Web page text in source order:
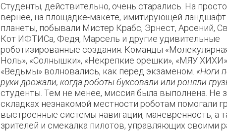
Студенты, действительно, очень старались. На
вернее, на площадке-макете, имитирующей
планеты, побывали Мистер Крабс, Эрнест, Арсений,
Кот ИФТИСа, Федя, Марсель и другие удивительные
роботизированные создания. Команды
Ноль», «Солнышки», «Некрепкие орешки», «МЯУ
«Ведьмы» волновались, как перед экзаменом. «Ноги
руки дрожали, когда роботы буксовали или роняли
студенты. Тем не менее, миссия была выполнена. Не
складках незнакомой местности роботам помогали
выстроенные системы навигации, маневренность, а
зрителей и смекалка пилотов, управляющих своими